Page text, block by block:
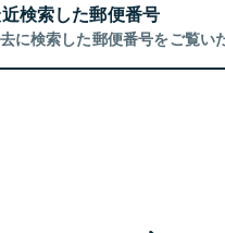
検索した郵便番号
に検索した郵便番号をご覧い